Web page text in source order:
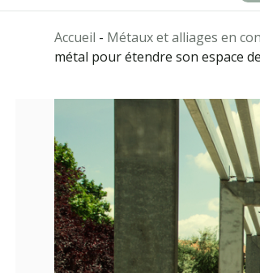
Accueil - Métaux et alliages en
métal pour étendre son espace